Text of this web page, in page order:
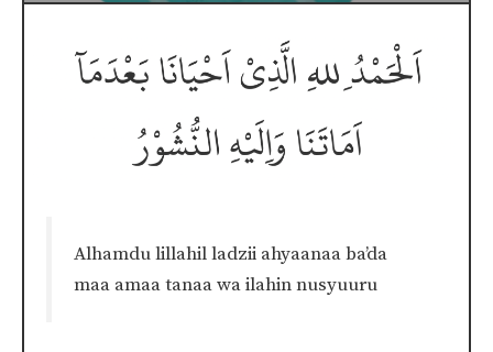
Alhamdu lillahil ladzii ahyaanaa ba’da
maa amaa tanaa wa ilahin nusyuuru